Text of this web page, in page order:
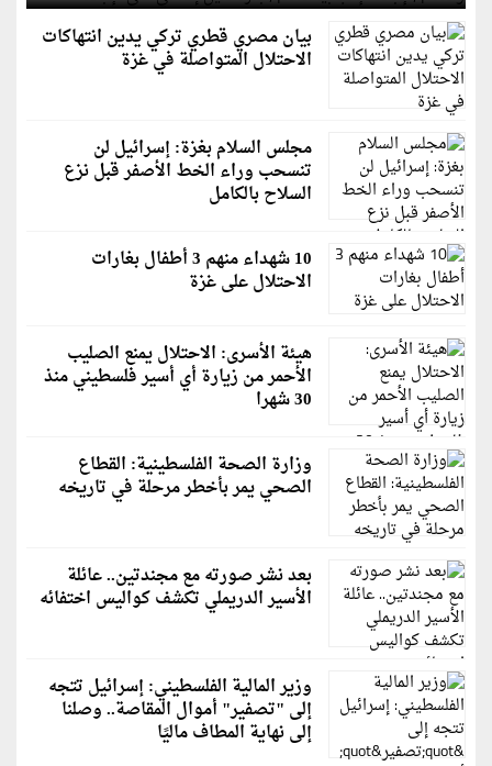
بيان مصري قطري تركي يدين انتهاكات
الاحتلال المتواصلة في غزة
مجلس السلام بغزة: إسرائيل لن
تنسحب وراء الخط الأصفر قبل نزع
السلاح بالكامل
10 شهداء منهم 3 أطفال بغارات
الاحتلال على غزة
هيئة الأسرى: الاحتلال يمنع الصليب
الأحمر من زيارة أي أسير فلسطيني منذ
30 شهرا
وزارة الصحة الفلسطينية: القطاع
الصحي يمر بأخطر مرحلة في تاريخه
بعد نشر صورته مع مجندتين.. عائلة
الأسير الدريملي تكشف كواليس اختفائه
وزير المالية الفلسطيني: إسرائيل تتجه
إلى "تصفير" أموال المقاصة.. وصلنا
إلى نهاية المطاف ماليًا